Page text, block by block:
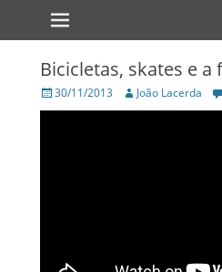
Primary Menu
Skip
Bicicletas, skates e a
Posted
on
30/11/2013 Author
João Lacerda